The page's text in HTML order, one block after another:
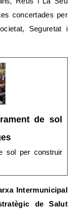
concertades per
Seguretat i
de sol
sol per construir
Intermunicipal
de Salut